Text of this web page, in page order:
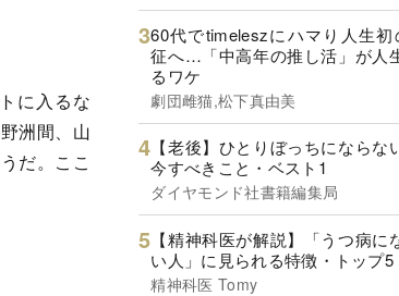
に入るな
洲間、山
だ。ここ
60代でtimeleszにハマり人生初
征へ…「中高年の推し活」が人
るワケ
劇団雌猫,松下真由美
【老後】ひとりぼっちにならな
今すべきこと・ベスト1
ダイヤモンド社書籍編集局
【精神科医が解説】「うつ病に
い人」に見られる特徴・トップ5
精神科医 Tomy